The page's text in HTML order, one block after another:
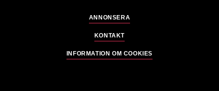
ANNONSERA
KONTAKT
INFORMATION OM COOKIES